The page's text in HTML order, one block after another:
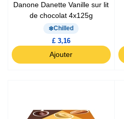
Danone Danette Vanille sur lit
de chocolat 4x125g
Chilled
£ 3,16
Ajouter